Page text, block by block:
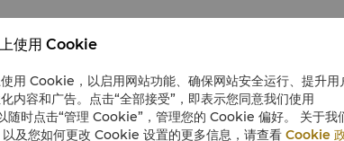
年迄今较 2019 年同期 EBITDA 最佳增长奖”- 亚军
年迄今最佳营收复苏奖”- 亚军
使用 Cookie
用 Cookie，以启用网站功能、确保网站安全运行、提升用
内容和广告。点击“全部接受”，即表示您同意我们使用
随时点击“管理 Cookie”，管理您的 Cookie 偏好。 关于我
及您如何更改 Cookie 设置的更多信息，请查看 Cookie